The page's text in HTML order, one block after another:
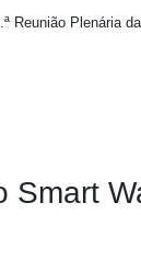
Reunião Plenária
Smart